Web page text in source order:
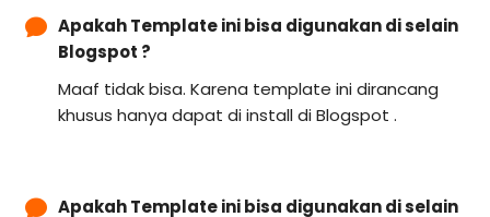
Apakah Template ini bisa digunakan di selain
Blogspot ?
Maaf tidak bisa. Karena template ini dirancang
khusus hanya dapat di install di Blogspot .
Apakah Template ini bisa digunakan di selain